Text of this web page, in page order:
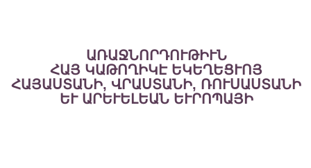
ԱՌԱՋՆՈՐԴՈՒԹԻՒՆ
ՀԱՅ ԿԱԹՈՂԻԿԷ ԵԿԵՂԵՑՒՈՅ
ՀԱՅԱՍՏԱՆԻ, ՎՐԱՍՏԱՆԻ, ՌՈՒՍԱՍՏԱՆԻ
ԵՒ ԱՐԵՒԵԼԵԱՆ ԵՒՐՈՊԱՅԻ